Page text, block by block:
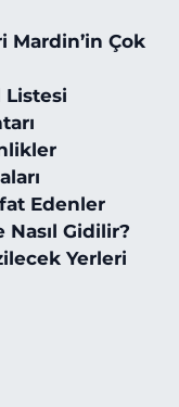
Mardin’in Çok
Listesi
Edenler
Gidilir?
Yerleri